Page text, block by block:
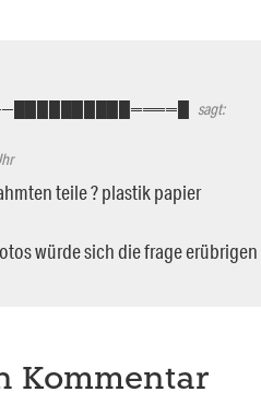
sagt:
teile ? plastik papier
würde sich die frage erübrigen
Kommentar